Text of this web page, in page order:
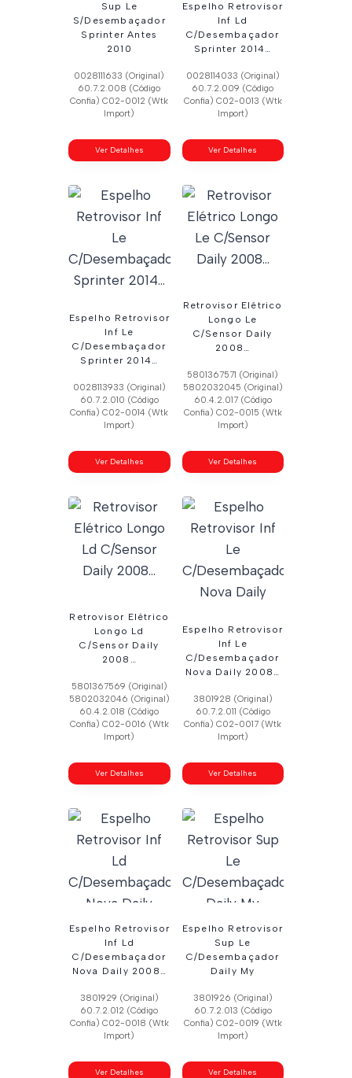
Sup Le
S/Desembaçador
Sprinter Antes
2010
0028111633 (Original)
60.7.2.008 (Código
Confia) C02-0012 (Wtk
Import)
Ver Detalhes
Espelho Retrovisor
Inf Ld
C/Desembaçador
Sprinter 2014…
0028114033 (Original)
60.7.2.009 (Código
Confia) C02-0013 (Wtk
Import)
Ver Detalhes
Espelho Retrovisor
Inf Le
C/Desembaçador
Sprinter 2014…
0028113933 (Original)
60.7.2.010 (Código
Confia) C02-0014 (Wtk
Import)
Ver Detalhes
Retrovisor Elétrico
Longo Le
C/Sensor Daily
2008…
5801367571 (Original)
5802032045 (Original)
60.4.2.017 (Código
Confia) C02-0015 (Wtk
Import)
Ver Detalhes
Retrovisor Elétrico
Longo Ld
C/Sensor Daily
2008…
5801367569 (Original)
5802032046 (Original)
60.4.2.018 (Código
Confia) C02-0016 (Wtk
Import)
Ver Detalhes
Espelho Retrovisor
Inf Le
C/Desembaçador
Nova Daily 2008…
3801928 (Original)
60.7.2.011 (Código
Confia) C02-0017 (Wtk
Import)
Ver Detalhes
Espelho Retrovisor
Inf Ld
C/Desembaçador
Nova Daily 2008…
3801929 (Original)
60.7.2.012 (Código
Confia) C02-0018 (Wtk
Import)
Ver Detalhes
Espelho Retrovisor
Sup Le
C/Desembaçador
Daily My
3801926 (Original)
60.7.2.013 (Código
Confia) C02-0019 (Wtk
Import)
Ver Detalhes